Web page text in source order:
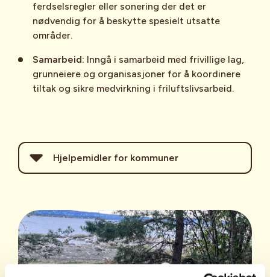
ferdselsregler eller sonering der det er
nødvendig for å beskytte spesielt utsatte
områder.
Samarbeid: Inngå i samarbeid med frivillige lag,
grunneiere og organisasjoner for å koordinere
tiltak og sikre medvirkning i friluftslivsarbeid.
Hjelpemidler for kommuner
stier, turveier, løyper og leder som er
viktige for friluftsliv. Dent gis
fremdeles støtte til å gjennomføre
denne planen på kommunalt nivå.